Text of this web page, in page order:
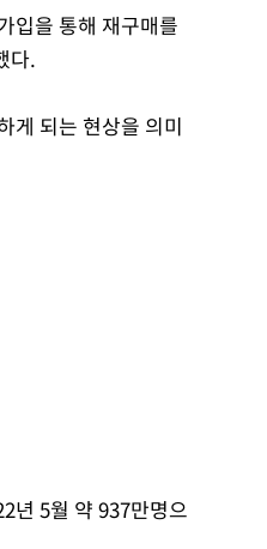
입을 통해 재구매를
다.
게 되는 현상을 의미
년 5월 약 937만명으